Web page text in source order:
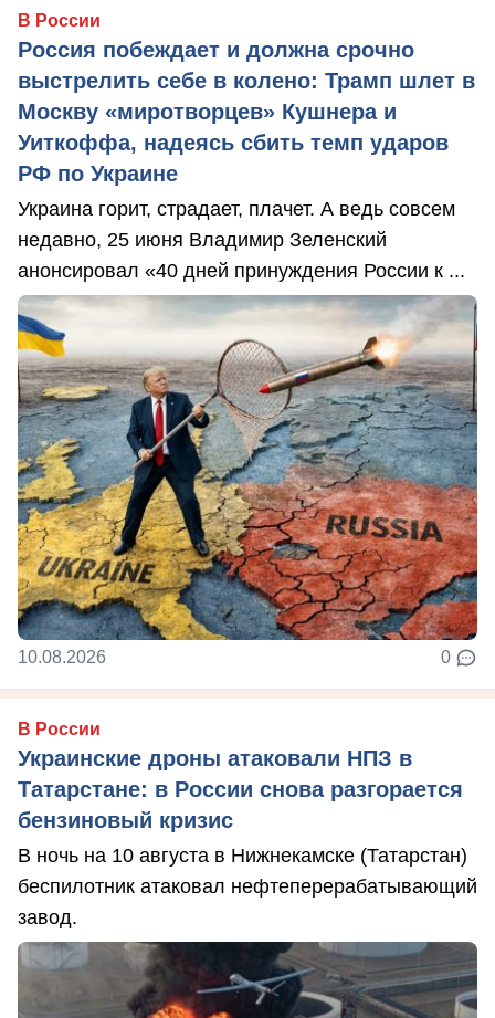
В России
Россия побеждает и должна срочно
выстрелить себе в колено: Трамп шлет в
Москву «миротворцев» Кушнера и
Уиткоффа, надеясь сбить темп ударов
РФ по Украине
Украина горит, страдает, плачет. А ведь совсем
недавно, 25 июня Владимир Зеленский
анонсировал «40 дней принуждения России к ...
10.08.2026 0
В России
Украинские дроны атаковали НПЗ в
Татарстане: в России снова разгорается
бензиновый кризис
В ночь на 10 августа в Нижнекамске (Татарстан)
беспилотник атаковал нефтеперерабатывающий
завод.